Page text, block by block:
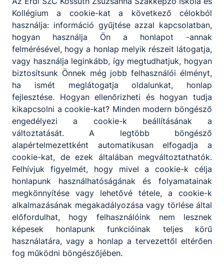
jutalmazása, támogatása
tanárok támogatása szerződés, pályázat vagy
eseti támogatás formájában
tanárok díjazása
az alapítvány klaszteri vagy más
együttműködést végezhet alapítványokkal,
egyesületekkel
KÉRJÜK SZEMÉLYI JÖVEDELEMADÓJA 1%-ÁVAL
TÁMOGASSA ISKOLÁNK ALAPÍTVÁNYÁT!
Partnereink
Kollégium a cookie-kat a következő célokból
használja: információ gyűjtése azzal kapcsolatban,
hogyan használja Ön a honlapot -annak
felmérésével, hogy a honlap melyik részeit látogatja,
vagy használja leginkább, így megtudhatjuk, hogyan
biztosítsunk Önnek még jobb felhasználói élményt,
ha ismét meglátogatja oldalunkat, honlap
fejlesztése. Hogyan ellenőrizheti és hogyan tudja
kikapcsolni a cookie-kat? Minden modern böngésző
engedélyezi a cookie-k beállításának a
változtatását. A legtöbb böngésző
alapértelmezettként automatikusan elfogadja a
cookie-kat, de ezek általában megváltoztathatók.
Felhívjuk figyelmét, hogy mivel a cookie-k célja
honlapunk használhatóságának és folyamatainak
megkönnyítése vagy lehetővé tétele, a cookie-k
alkalmazásának megakadályozása vagy törlése által
előfordulhat, hogy felhasználóink nem lesznek
képesek honlapunk funkcióinak teljes körű
használatára, vagy a honlap a tervezettől eltérően
fog működni böngészőjében.